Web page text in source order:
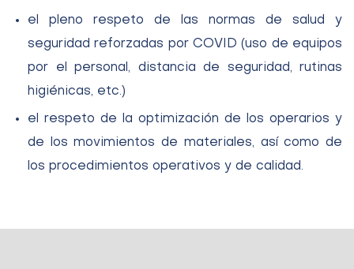
el pleno respeto de las normas de salud y
seguridad reforzadas por COVID (uso de equipos
por el personal, distancia de seguridad, rutinas
higiénicas, etc.)
el respeto de la optimización de los operarios y
de los movimientos de materiales, así como de
los procedimientos operativos y de calidad.